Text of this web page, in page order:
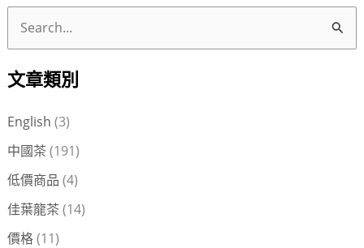
關
:
文章類別
English (3)
中國茶 (191)
低價商品 (4)
佳葉龍茶 (14)
價格(11)